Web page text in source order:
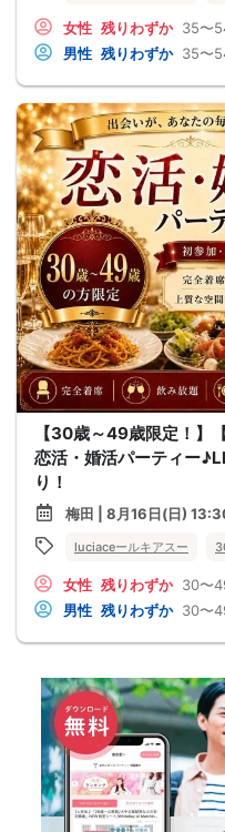
女性 残りわずか 35〜
男性 残りわずか 35〜
【30歳～49歳限定！】
恋活・婚活パーティー
り！
梅田 | 8月16日(日)
luciaceールキアスー
女性 残りわずか 30〜
男性 残りわずか 30〜